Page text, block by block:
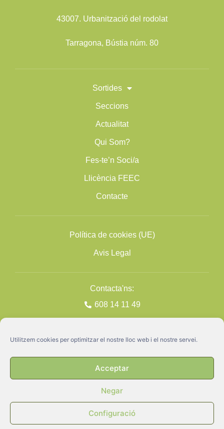
Utilitzem cookies per optimitzar el nostre lloc web i el nostre servei.
Acceptar
Negar
Configuració
43007. Urbanització del rodolat
Tarragona, Bústia núm. 80
Sortides
Seccions
Actualitat
Qui Som?
Fes-te’n Soci/a
Llicència FEEC
Contacte
Política de cookies (UE)
Avis Legal
Contacta'ns:
608 14 11 49
GATA ©2026
Disseny + ProgramacióNimia Comunicació